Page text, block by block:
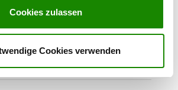
Cookies zulassen
Cookies verwendenDetails